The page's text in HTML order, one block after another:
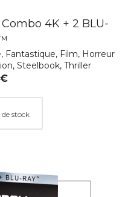
4K + 2 BLU-
, Fantastique, Film, Horreur
, Steelbook, Thriller
€
stock